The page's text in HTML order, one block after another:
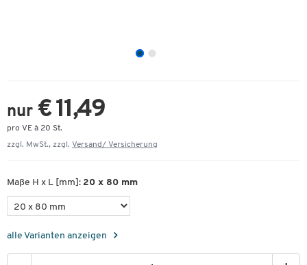
nur € 11,49
pro VE à 20 St.
zzgl. MwSt., zzgl. Versand/ Versicherung
Maße H x L [mm]: 20 x 80 mm
alle Varianten anzeigen